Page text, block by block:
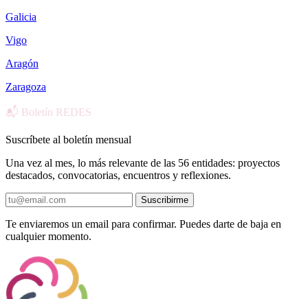
Galicia
Vigo
Aragón
Zaragoza
📬 Boletín REDES
Suscríbete al boletín mensual
Una vez al mes, lo más relevante de las 56 entidades: proyectos
destacados, convocatorias, encuentros y reflexiones.
Suscribirme
Te enviaremos un email para confirmar. Puedes darte de baja en
cualquier momento.